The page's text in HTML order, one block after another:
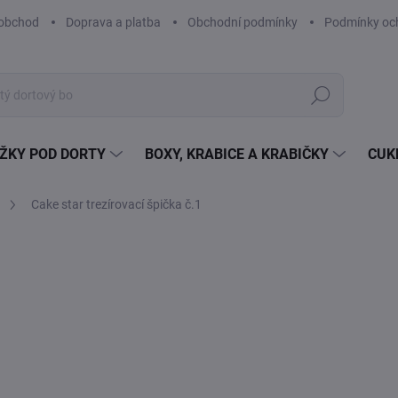
Doprava a platba Obchodní podmínky Podmínky
Hledat
POD DORTY BOXY, KRABICE A KRABIČKY
Cake star trezírovací špička č.1